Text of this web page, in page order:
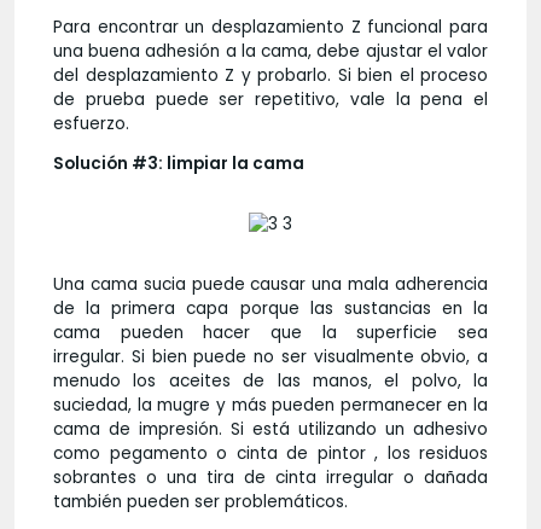
Para encontrar un desplazamiento Z funcional para
una buena adhesión a la cama, debe ajustar el valor
del desplazamiento Z y probarlo. Si bien el proceso
de prueba puede ser repetitivo, vale la pena el
esfuerzo.
Solución #3: limpiar la cama
Una cama sucia puede causar una mala adherencia
de la primera capa porque las sustancias en la
cama pueden hacer que la superficie sea
irregular. Si bien puede no ser visualmente obvio, a
menudo los aceites de las manos, el polvo, la
suciedad, la mugre y más pueden permanecer en la
cama de impresión. Si está utilizando un adhesivo
como pegamento o cinta de pintor , los residuos
sobrantes o una tira de cinta irregular o dañada
también pueden ser problemáticos.